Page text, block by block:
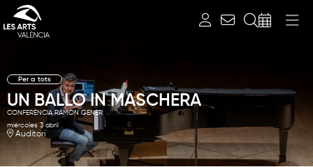
Per a tots
UN BALLO IN MASCHERA
CONFERÈNCIA RAMON GENER
miércoles 3 abril
Auditori